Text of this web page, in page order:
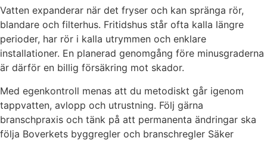
Vatten expanderar när det fryser och kan spränga rör,
blandare och filterhus. Fritidshus står ofta kalla längre
perioder, har rör i kalla utrymmen och enklare
installationer. En planerad genomgång före minusgraderna
är därför en billig försäkring mot skador.
Med egenkontroll menas att du metodiskt går igenom
tappvatten, avlopp och utrustning. Följ gärna
branschpraxis och tänk på att permanenta ändringar ska
följa Boverkets byggregler och branschregler Säker